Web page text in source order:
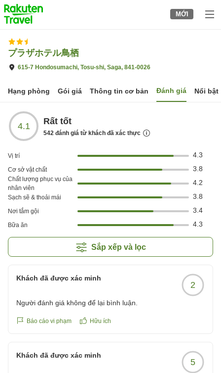
to
top
page
MỚI
プラザホテル鳥栖
615-7 Hondosumachi, Tosu-shi, Saga, 841-0026
Hạng phòng Gói giá Thông tin cơ bản Đánh giá Nổi bật
4.1 Rất tốt
542 đánh giá từ khách đã xác thực
Vị trí 4.3
Cơ sở vật chất 3.8
Chất lượng phục vụ của
nhân viên
4.2
Sạch sẽ & thoải mái 3.8
Nơi tắm gội 3.4
Bữa ăn 4.3
Sắp xếp và lọc
Khách đã được xác minh
2
Người đánh giá không để lại bình luận.
Báo cáo vi phạm Hữu ích
Khách đã được xác minh
5